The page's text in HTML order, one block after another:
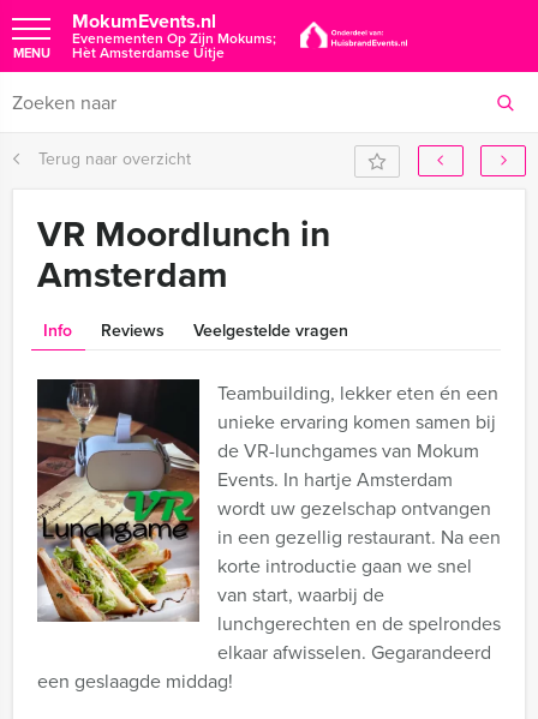
MokumEvents.nl
Evenementen Op Zijn Mokums;
Hèt Amsterdamse Uitje
MENU
Terug naar overzicht
VR Moordlunch in
Amsterdam
Info Reviews Veelgestelde vragen
Teambuilding, lekker eten én een
unieke ervaring komen samen bij
de VR-lunchgames van Mokum
Events. In hartje Amsterdam
wordt uw gezelschap ontvangen
in een gezellig restaurant. Na een
korte introductie gaan we snel
van start, waarbij de
lunchgerechten en de spelrondes
elkaar afwisselen. Gegarandeerd
een geslaagde middag!